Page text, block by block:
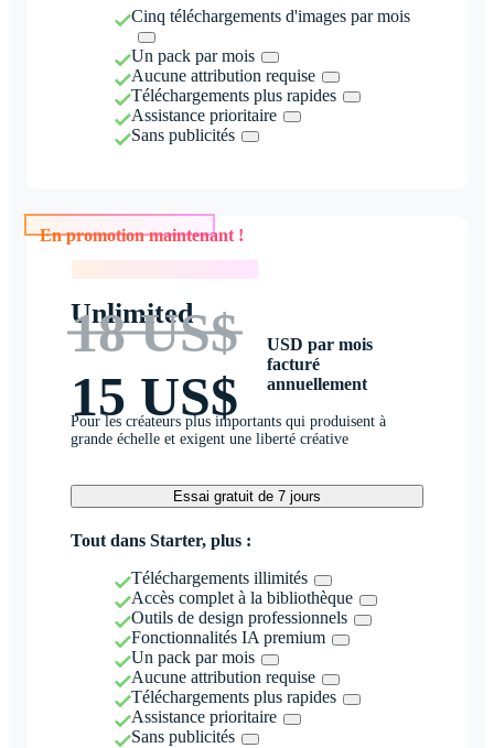
Cinq téléchargements d'images par mois
Un pack par mois
Aucune attribution requise
Téléchargements plus rapides
Assistance prioritaire
Sans publicités
En promotion maintenant !
Unlimited
18 US$
15 US$
USD par mois
facturé
annuellement
Pour les créateurs plus importants qui produisent à
grande échelle et exigent une liberté créative
Essai gratuit de 7 jours
Tout dans Starter, plus :
Téléchargements illimités
Accès complet à la bibliothèque
Outils de design professionnels
Fonctionnalités IA premium
Un pack par mois
Aucune attribution requise
Téléchargements plus rapides
Assistance prioritaire
Sans publicités